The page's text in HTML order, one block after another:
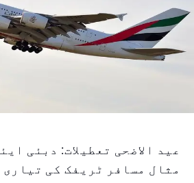
عید الاضحی تعطیلات: دبئی
مثال مسافر ٹریفک کی تیاری